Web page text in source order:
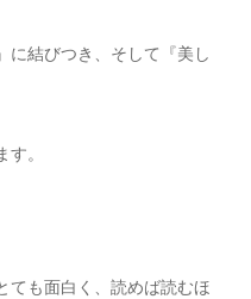
に結びつき、そして『美し
。
ても面白く、読めば読むほ